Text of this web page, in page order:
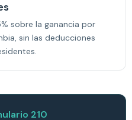
sobre la ganancia por
sin las deducciones
210